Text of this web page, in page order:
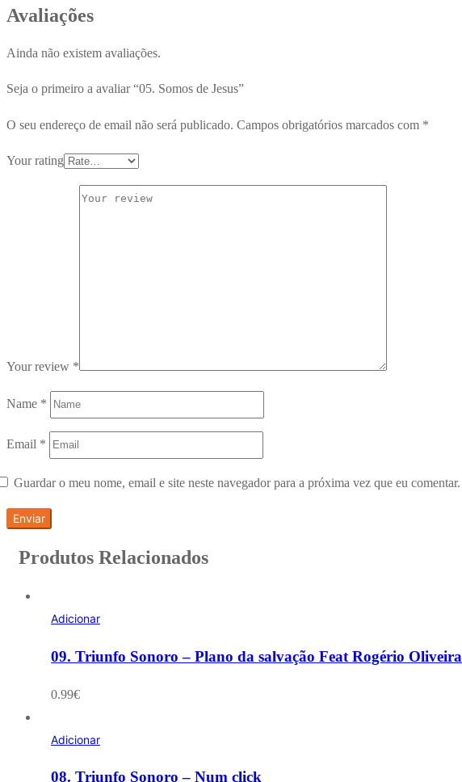
Avaliações
Ainda não existem avaliações.
Seja o primeiro a avaliar “05. Somos de Jesus”
O seu endereço de email não será publicado. Campos obrigatórios marcados com *
Your rating
Your review *
Name *
Email *
Guardar o meu nome, email e site neste navegador para a próxima vez que eu comentar.
Produtos Relacionados
Adicionar
09. Triunfo Sonoro – Plano da salvação Feat Rogério Oliveira
0.99€
Adicionar
08. Triunfo Sonoro – Num click